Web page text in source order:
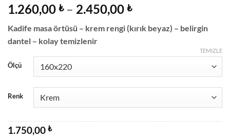
1.260,00 ₺ – 2.450,00 ₺Fiyat
1.260,00 ₺
2.450,00 ₺
Kadife masa örtüsü – krem ​​rengi (kırık beyaz) – belirgin
dantel – kolay temizlenir
Ölçü
Renk
TEMIZLE
1.750,00 ₺